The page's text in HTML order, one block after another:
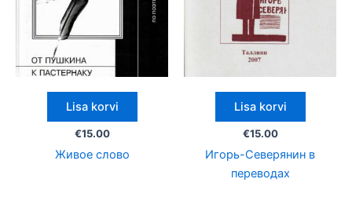
Lisa korvi
€15.00
Живое слово
Lisa korvi
€15.00
Игорь-Северянин в
переводах